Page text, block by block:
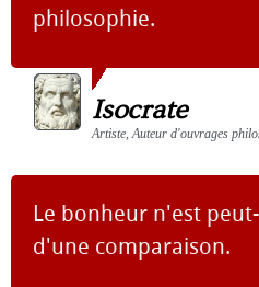
philosophie.
Isocrate
Artiste, Auteur d'ouvrages
Le bonheur n'est
d'une comparaison.